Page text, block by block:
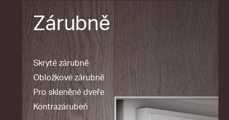
Zárubně
Skryté zárubně
Obložkové zárubně
Pro skleněné dveře
Kontrazárubeň